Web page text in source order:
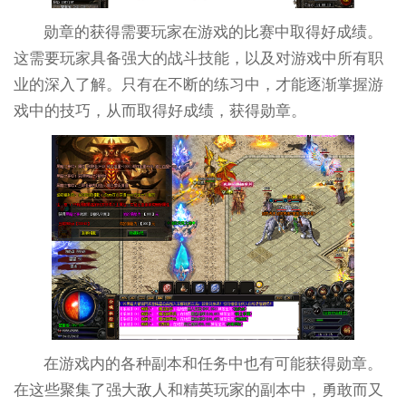
勋章的获得需要玩家在游戏的比赛中取得好成绩。
这需要玩家具备强大的战斗技能，以及对游戏中所有职
业的深入了解。只有在不断的练习中，才能逐渐掌握游
戏中的技巧，从而取得好成绩，获得勋章。
在游戏内的各种副本和任务中也有可能获得勋章。
在这些聚集了强大敌人和精英玩家的副本中，勇敢而又